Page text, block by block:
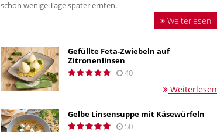
schon wenige Tage später ernten.
Weiterlesen
Gefüllte Feta-Zwiebeln auf
Zitronenlinsen
40
Weiterlesen
Gelbe Linsensuppe mit Käsewürfeln
50